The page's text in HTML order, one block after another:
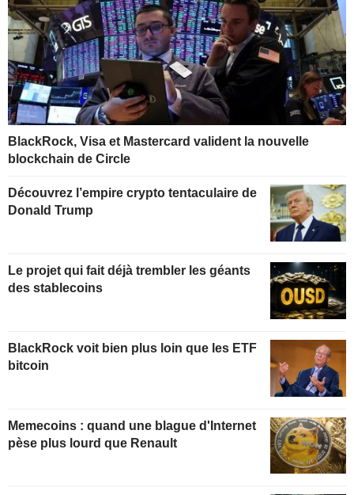
BlackRock, Visa et Mastercard valident la nouvelle
blockchain de Circle
Découvrez l’empire crypto tentaculaire de
Donald Trump
Le projet qui fait déjà trembler les géants
des stablecoins
BlackRock voit bien plus loin que les ETF
bitcoin
Memecoins : quand une blague d'Internet
pèse plus lourd que Renault